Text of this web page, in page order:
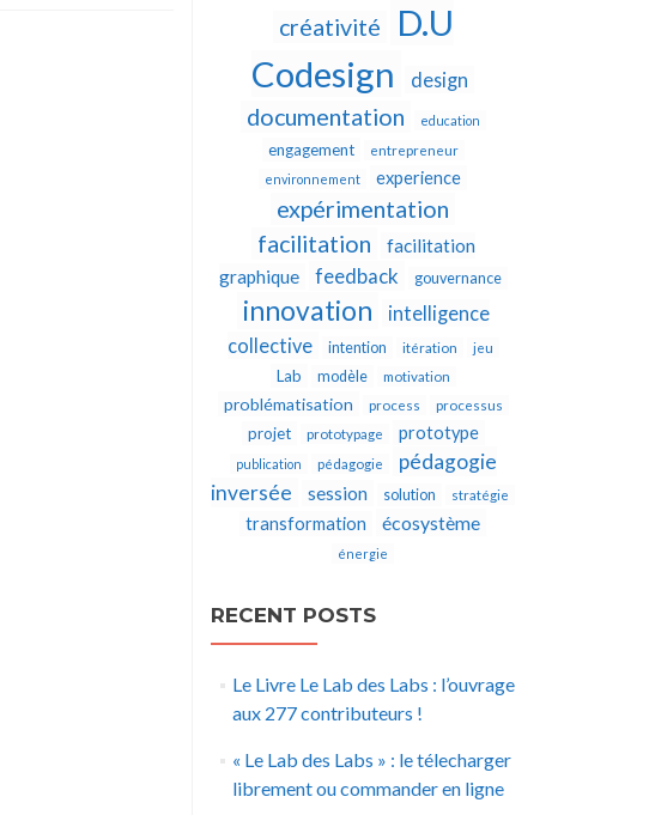
créativité
D.U
Codesign
design
documentation education
engagement
entrepreneur
environnement
experience
expérimentation
facilitation
facilitation
graphique
feedback gouvernance
innovation
intelligence
collective
intention itération jeu
Lab modèle motivation
problématisation process processus
projet prototypage prototype
publication pédagogie
pédagogie
inversée
session solution stratégie
transformation écosystème
énergie
RECENT POSTS
Le Livre Le Lab des Labs : l’ouvrage
aux 277 contributeurs !
« Le Lab des Labs » : le télecharger
librement ou commander en ligne